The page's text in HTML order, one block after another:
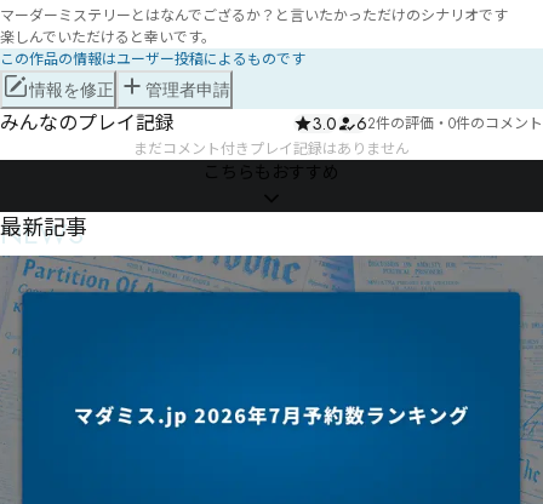
マーダーミステリーとはなんでござるか？と言いたかっただけのシナリオです
楽しんでいただけると幸いです。
この作品の情報はユーザー投稿によるものです
情報を修正 管理者申請
みんなのプレイ記録 3.0 62件の評価 ・ 0件のコメント
まだコメント付きプレイ記録はありません
こちらもおすすめ
NEWS
最新記事